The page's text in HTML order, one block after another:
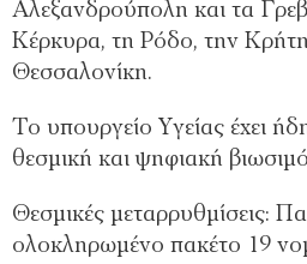
Αλεξανδρούπολη και τα
Κέρκυρα, τη Ρόδο, την
Θεσσαλονίκη.
Το υπουργείο Υγείας έχει
θεσμική και ψηφιακή
Θεσμικές μεταρρυθμίσεις:
ολοκληρωμένο πακέτο 19